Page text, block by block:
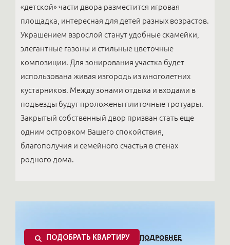
«детской» части двора разместится игровая
площадка, интересная для детей разных возрастов.
Украшением взрослой станут удобные скамейки,
элегантные газоны и стильные цветочные
композиции. Для зонирования участка будет
использована живая изгородь из многолетних
кустарников. Между зонами отдыха и входами в
подъезды будут проложены плиточные тротуары.
Закрытый собственный двор призван стать еще
одним островком Вашего спокойствия,
благополучия и семейного счастья в стенах
родного дома.
ПОДОБРАТЬ КВАРТИРУ ПОДРОБНЕЕ